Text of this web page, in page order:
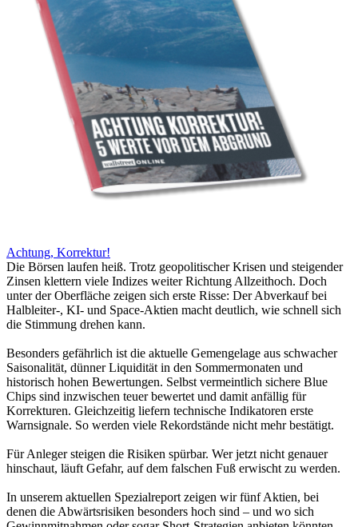
Achtung, Korrektur!
Die Börsen laufen heiß. Trotz geopolitischer Krisen und steigender
Zinsen klettern viele Indizes weiter Richtung Allzeithoch. Doch
unter der Oberfläche zeigen sich erste Risse: Der Abverkauf bei
Halbleiter-, KI- und Space-Aktien macht deutlich, wie schnell sich
die Stimmung drehen kann.
Besonders gefährlich ist die aktuelle Gemengelage aus schwacher
Saisonalität, dünner Liquidität in den Sommermonaten und
historisch hohen Bewertungen. Selbst vermeintlich sichere Blue
Chips sind inzwischen teuer bewertet und damit anfällig für
Korrekturen. Gleichzeitig liefern technische Indikatoren erste
Warnsignale. So werden viele Rekordstände nicht mehr bestätigt.
Für Anleger steigen die Risiken spürbar. Wer jetzt nicht genauer
hinschaut, läuft Gefahr, auf dem falschen Fuß erwischt zu werden.
In unserem aktuellen Spezialreport zeigen wir fünf Aktien, bei
denen die Abwärtsrisiken besonders hoch sind – und wo sich